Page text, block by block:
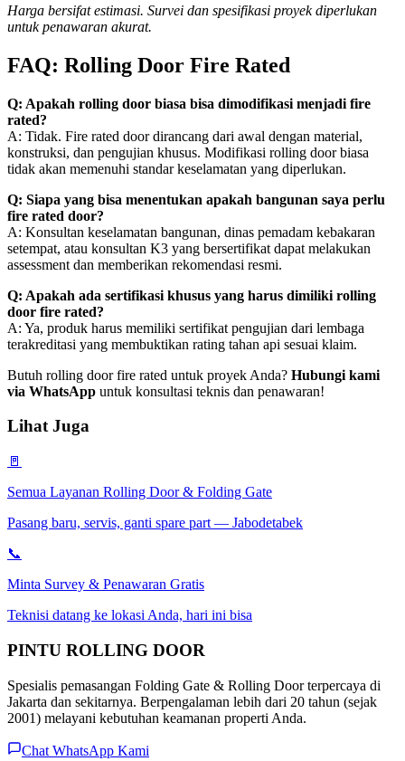
Harga bersifat estimasi. Survei dan spesifikasi proyek diperlukan
untuk penawaran akurat.
FAQ: Rolling Door Fire Rated
Q: Apakah rolling door biasa bisa dimodifikasi menjadi fire
rated?
A: Tidak. Fire rated door dirancang dari awal dengan material,
konstruksi, dan pengujian khusus. Modifikasi rolling door biasa
tidak akan memenuhi standar keselamatan yang diperlukan.
Q: Siapa yang bisa menentukan apakah bangunan saya perlu
fire rated door?
A: Konsultan keselamatan bangunan, dinas pemadam kebakaran
setempat, atau konsultan K3 yang bersertifikat dapat melakukan
assessment dan memberikan rekomendasi resmi.
Q: Apakah ada sertifikasi khusus yang harus dimiliki rolling
door fire rated?
A: Ya, produk harus memiliki sertifikat pengujian dari lembaga
terakreditasi yang membuktikan rating tahan api sesuai klaim.
Butuh rolling door fire rated untuk proyek Anda? Hubungi kami
via WhatsApp untuk konsultasi teknis dan penawaran!
Lihat Juga
🚪
Semua Layanan Rolling Door & Folding Gate
Pasang baru, servis, ganti spare part — Jabodetabek
📞
Minta Survey & Penawaran Gratis
Teknisi datang ke lokasi Anda, hari ini bisa
PINTU ROLLING DOOR
Spesialis pemasangan Folding Gate & Rolling Door terpercaya di
Jakarta dan sekitarnya. Berpengalaman lebih dari 20 tahun (sejak
2001) melayani kebutuhan keamanan properti Anda.
Chat WhatsApp Kami